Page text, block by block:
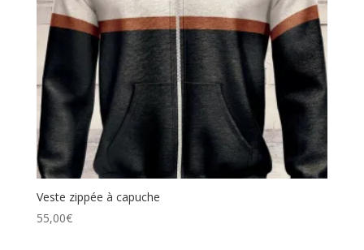
Veste zippée à capuche
55,00€